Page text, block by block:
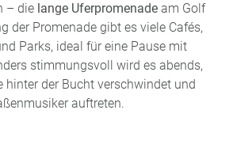
– die lange Uferpromenade am Golf
der Promenade gibt es viele Cafés,
Parks, ideal für eine Pause mit
stimmungsvoll wird es abends,
hinter der Bucht verschwindet und
auftreten.